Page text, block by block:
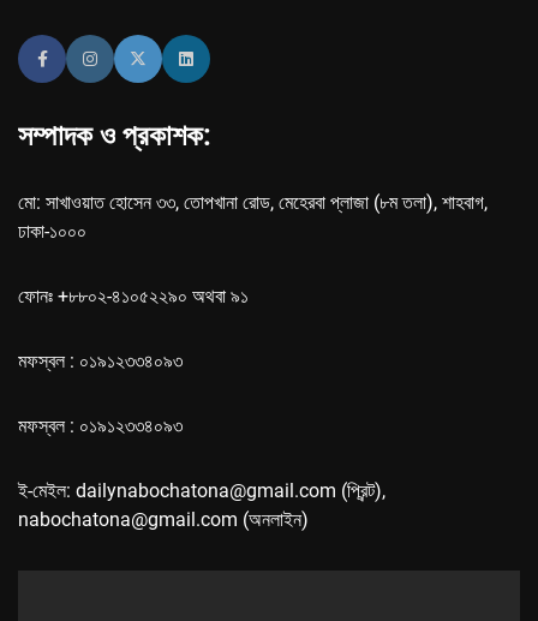
সম্পাদক ও প্রকাশক:
মো: সাখাওয়াত হোসেন ৩৩, তোপখানা রোড, মেহেরবা প্লাজা (৮ম তলা), শাহবাগ,
ঢাকা-১০০০
ফোনঃ +৮৮০২-৪১০৫২২৯০ অথবা ৯১
মফস্বল : ০১৯১২৩৩৪০৯৩
মফস্বল : ০১৯১২৩৩৪০৯৩
ই-মেইল: dailynabochatona@gmail.com (প্রিন্ট),
nabochatona@gmail.com (অনলাইন)